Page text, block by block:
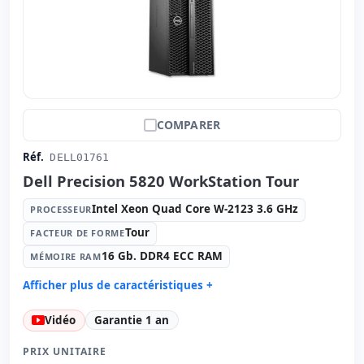
COMPARER
Réf. DELL01761
Dell Precision 5820 WorkStation Tour
PROCESSEURIntel Xeon Quad Core W-2123 3.6 GHz
FACTEUR DE FORMETour
MÉMOIRE RAM16 Gb. DDR4 ECC RAM
Afficher plus de caractéristiques +
Processeur: Intel Xeon Quad Core W-2123 3.6 GHz.
Facteur de forme: Tour
Mémoire RAM:
Vidéo Garantie 1 an
PRIX UNITAIRE